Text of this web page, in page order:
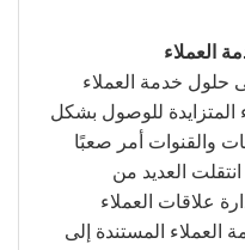
العملاء
حلول خدمة العملاء
المتزايدة للوصول بشكل
والقنوات أمر صعبًا
العديد من
علاقات العملاء
العملاء المستندة إلى